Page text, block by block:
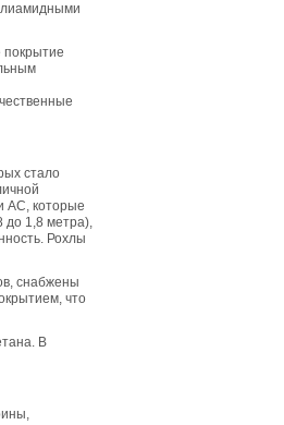
покрытие
стало
АС, которые
до 1,8 метра),
Рохлы
снабжены
что
В